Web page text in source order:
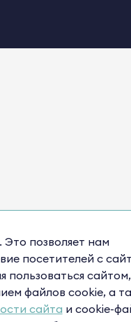
позволяет нам
посетителей с
пользоваться
файлов cookie, а
сайта и cookie-